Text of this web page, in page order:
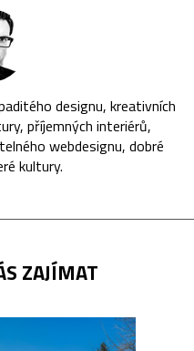
designu, kreativních
příjemných interiérů,
webdesignu, dobré
kultury.
ZAJÍMAT